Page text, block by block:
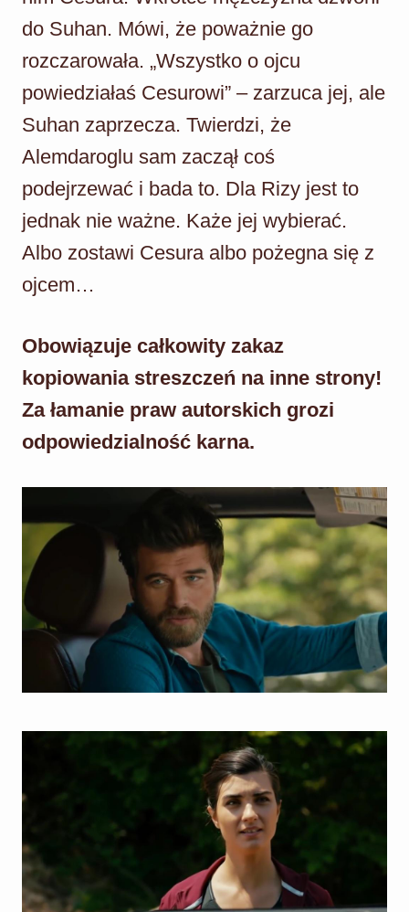
do Suhan. Mówi, że poważnie go
rozczarowała. „Wszystko o ojcu
powiedziałaś Cesurowi” – zarzuca jej, ale
Suhan zaprzecza. Twierdzi, że
Alemdaroglu sam zaczął coś
podejrzewać i bada to. Dla Rizy jest to
jednak nie ważne. Każe jej wybierać.
Albo zostawi Cesura albo pożegna się z
ojcem…
Obowiązuje całkowity zakaz
kopiowania streszczeń na inne strony!
Za łamanie praw autorskich grozi
odpowiedzialność karna.